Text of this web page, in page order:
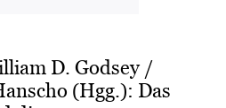
D. Godsey /
(Hgg.): Das